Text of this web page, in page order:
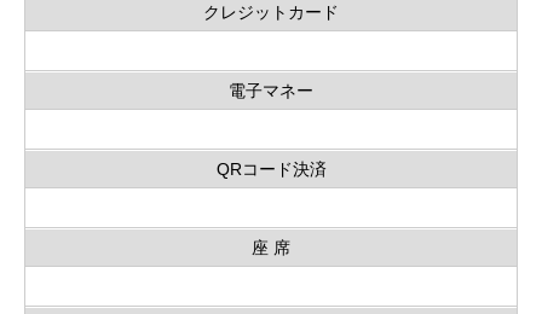
クレジットカード
電子マネー
QRコード決済
座 席